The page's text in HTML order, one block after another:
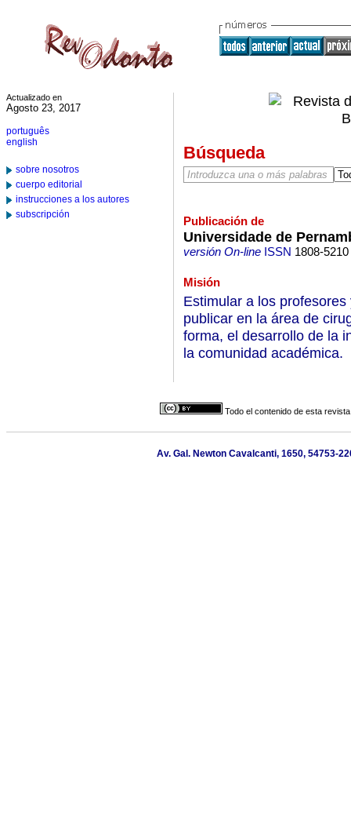
Actualizado en
Agosto 23, 2017
português
english
sobre nosotros
cuerpo editorial
instrucciones a los autores
subscripción
Búsqueda
Publicación de
Universidade de
versión On-lineISSN 1808-5210
Misión
Estimular a los
publicar en la área de
forma, el desarrollo de la
la comunidad académica.
Todo el contenido de esta
Av. Gal. Newton Cavalcanti, 1650, 54753-